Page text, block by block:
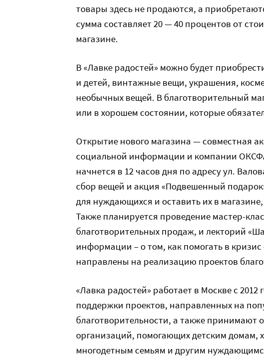
товары здесь не продаются, а
сумма составляет 20 — 40 процентов от
магазине.
В «Лавке радостей» можно будет
и детей, винтажные вещи, украшения,
необычных вещей. В благотворительный
или в хорошем состоянии, которые
Открытие нового магазина — совместная
социальной информации и компании
начнется в 12 часов дня по адресу ул.
сбор вещей и акция «Подвешенный
для нуждающихся и оставить их в
Также планируется проведение мастер-
благотворительных продаж, и лекторий
информации – о том, как помогать в
направлены на реализацию проектов
«Лавка радостей» работает в Москве с
поддержки проектов, направленных на
благотворительности, а также принимают
организаций, помогающих детским домам,
многодетным семьям и другим